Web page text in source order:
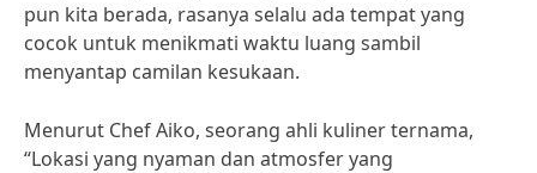
pun kita berada, rasanya selalu ada tempat yang
cocok untuk menikmati waktu luang sambil
menyantap camilan kesukaan.
Menurut Chef Aiko, seorang ahli kuliner ternama,
“Lokasi yang nyaman dan atmosfer yang